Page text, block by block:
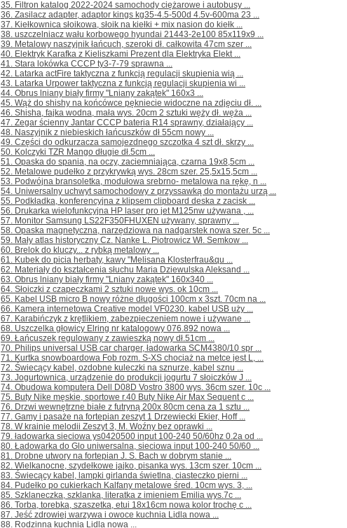
35. Filtron katalog 2022-2024 samochody ciężarowe i autobusy ...
36. Zasilacz adapter, adaptor kings kg35-4.5-500d 4.5v-600ma 23 ...
37. Kiełkownica słoikowa, słoik na kiełki + mix nasion do kiełk ...
38. uszczelniacz wału korbowego hyundai 21443-2e100 85x119x9 ...
39. Metalowy naszyjnik łańcuch, szeroki dł. całkowita 47cm szer ...
40. Elektryk Karafka z Kieliszkami Prezent dla Elektryka Elekt ...
41. Stara lokówka CCCP ty3-7-79 sprawna ...
42. Latarka actFire taktyczna z funkcją regulacji skupienia wią ...
43. Latarka Urpower taktyczna z funkcją regulacji skupienia wi ...
44. Obrus lniany biały firmy "Lniany zakątek" 160x3 ...
45. Wąż do shishy na końcówce pękniecie widoczne na zdjęciu dł. ...
46. Shisha, fajka wodna, mała wys. 20cm 2 sztuki węży dł. węża ...
47. Zegar ścienny Jantar CCCP bateria R14 sprawny, działający ...
48. Naszyjnik z niebieskich łańcuszków dł 55cm nowy ...
49. Części do odkurzacza samojezdnego szczotka 4 szt dł. skrzy ...
50. Kolczyki TZR Mango długie dł.5cm ...
51. Opaska do spania, na oczy, zaciemniająca, czarna 19x8,5cm ...
52. Metalowe pudełko z przykrywką wys. 28cm szer. 25,5x15,5cm ...
53. Podwójna bransoletka, modułowa srebrno- metalowa na rękę, n ...
54. Uniwersalny uchwyt samochodowy z przyssawką do montażu urzą ...
55. Podkładka, konferencyjna z klipsem clipboard deska z zacisk ...
56. Drukarka wielofunkcyjna HP laser pro jet M125nw używana , ...
57. Monitor Samsung LS22F350FHUXEN używany, sprawny ...
58. Opaska magnetyczna, narzędziowa na nadgarstek nowa szer. 5c ...
59. Mały atlas historyczny Cz. Nanke L. Piotrowicz Wł. Semkow ...
60. Brelok do kluczy... z rybką metalowy ...
61. Kubek do picia herbaty, kawy "Melisana Klosterfrau&qu ...
62. Materiały do kształcenia słuchu Maria Dziewulska Aleksand ...
63. Obrus lniany biały firmy "Lniany zakątek" 160x340 ...
64. Słoiczki z czapeczkami 2 sztuki nowe wys. ok 10cm ...
65. Kabel USB micro B nowy różne długości 100cm x 3szt. 70cm na ...
66. Kamera internetowa Creative model VF0230. kabel USB uży ...
67. Karabińczyk z krętlikiem, zabezpieczeniem nowe i używane ...
68. Uszczelka głowicy Elring nr katalogowy 076.892 nowa ...
69. Łańcuszek regulowany z zawieszką nowy dł.51cm ...
70. Philips universal USB car charger, ładowarka SCM4380/10 spr ...
71. Kurtka snowboardowa Fob rozm. S-XS chociaż na metce jest L, ...
72. Świecący kabel, ozdobne kuleczki na sznurze, kabel sznu ...
73. Jogurtownica, urządzenie do produkcji jogurtu 7 słoiczków J ...
74. Obudowa komputera Dell D08D Vostro 3800 wys. 36cm szer. 10c ...
75. Buty Nike męskie, sportowe r.40 Buty Nike Air Max Sequent c ...
76. Drzwi wewnętrzne białe z futryną 200x 80cm cena za 1 sztu ...
77. Gamy i pasaże na fortepian zeszyt 1 Drzewiecki Ekier, Hoff ...
78. W krainie melodii Zeszyt 3, M. Woźny bez oprawki ...
79. ładowarka sieciowa ys0420500 input 100-240 50/60hz 0.2a od ...
80. Ładowarka do Glo uniwersalna, sieciowa input 100-240 50/60 ...
81. Drobne utwory na fortepian J. S. Bach w dobrym stanie ...
82. Wielkanocne, szydełkowe jajko, pisanka wys. 13cm szer. 10cm ...
83. Świecący kabel, lampki girlanda świetlna, ciasteczko pierni ...
84. Pudełko po cukierkach Kalfany metalowe śred. 10cm wys. 3, ...
85. Szklaneczka, szklanka, literatka z imieniem Emilia wys.7c ...
86. Torba, torebka, szaszetka, etui 18x16cm nowa kolor trochę c ...
87. Jeść zdrowiej warzywa i owoce kuchnia Lidla nowa ...
88. Rodzinna kuchnia Lidla nowa ...